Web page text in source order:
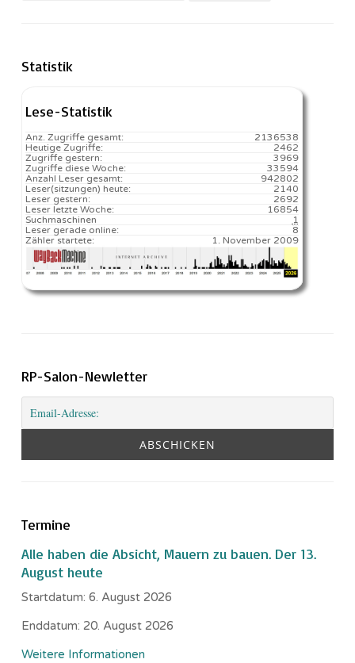
Statistik
Lese-Statistik
2136538
Anz. Zugriffe gesamt:
2462
Heutige Zugriffe:
3969
Zugriffe gestern:
33594
Zugriffe diese Woche:
942802
Anzahl Leser gesamt:
2140️
Leser(sitzungen) heute:
2692
Leser gestern:
16854️
Leser letzte Woche:
1
Suchmaschinen
8
Leser gerade online:
1. November 2009
Zähler startete:
RP-Salon-Newletter
Termine
Alle haben die Absicht, Mauern zu bauen. Der 13.
August heute
Startdatum: 6. August 2026
Enddatum: 20. August 2026
Weitere Informationen